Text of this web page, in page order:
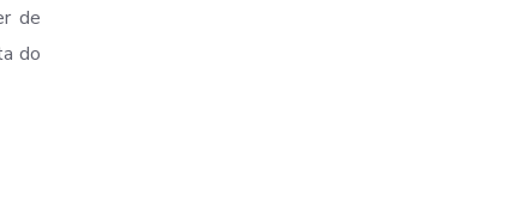
de
do